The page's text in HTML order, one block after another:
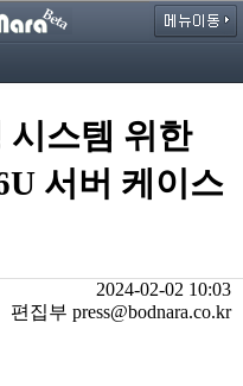
시스템 위한
서버 케이스
2024-02-02 10:03
편집부 press@bodnara.co.kr